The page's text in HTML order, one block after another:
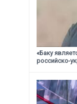
«Баку
российско-